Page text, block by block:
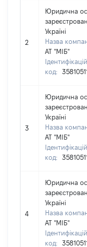
2
Юридична
Україні
Назва
АТ "МІБ"
код:
35810511
3
Юридична
Україні
Назва
АТ "МІБ"
код:
35810511
4
Юридична
Україні
Назва
АТ "МІБ"
код:
35810511